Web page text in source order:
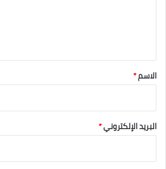
*
الاسم*
البريد الإلكتروني*